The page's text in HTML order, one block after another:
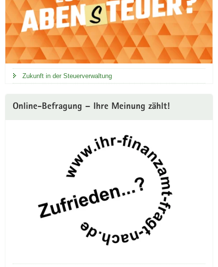
Zukunft in der Steuerverwaltung
Online-Befragung – Ihre Meinung zählt!